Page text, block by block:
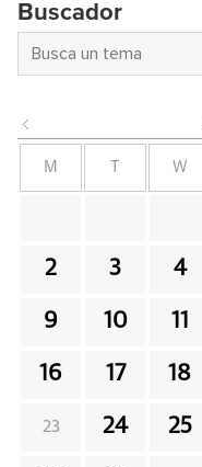
Buscador
M W
2 3 4
9 10 11
16 17 18
23 24 25